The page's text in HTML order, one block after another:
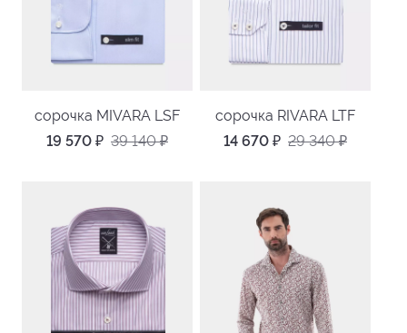
сорочка MIVARA LSF
19 570 ₽ 39 140₽
сорочка RIVARA LTF
14 670 ₽ 29 340₽